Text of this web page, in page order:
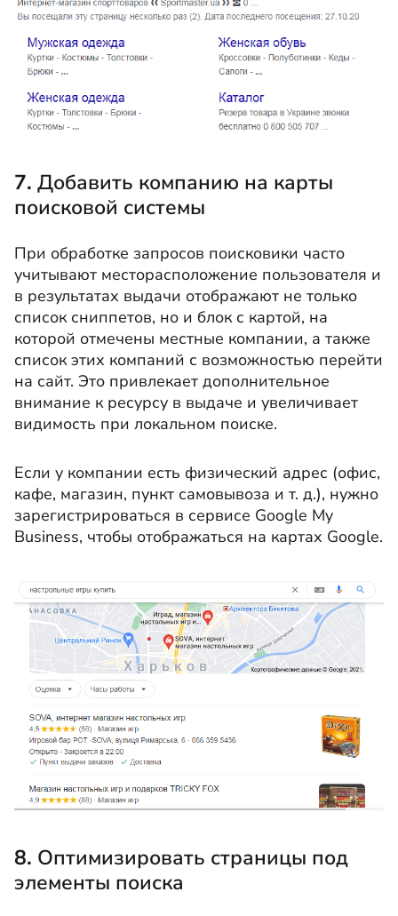
7. Добавить компанию на карты
поисковой системы
При обработке запросов поисковики часто
учитывают месторасположение пользователя и
в результатах выдачи отображают не только
список сниппетов, но и блок с картой, на
которой отмечены местные компании, а также
список этих компаний с возможностью перейти
на сайт. Это привлекает дополнительное
внимание к ресурсу в выдаче и увеличивает
видимость при локальном поиске.
Если у компании есть физический адрес (офис,
кафе, магазин, пункт самовывоза и т. д.), нужно
зарегистрироваться в сервисе Google My
Business, чтобы отображаться на картах Google.
8. Оптимизировать страницы под
элементы поиска